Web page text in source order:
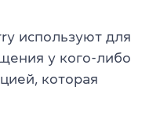
используют для
у кого-либо
которая